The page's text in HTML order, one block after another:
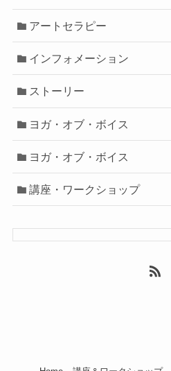
アートセラピー
インフォメーション
ストーリー
ヨガ・オブ・ボイス
ヨガ・オブ・ボイス
講座・ワークショップ